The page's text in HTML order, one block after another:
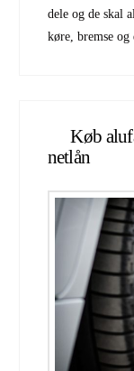
dele og de skal
køre, bremse
Køb
netlån